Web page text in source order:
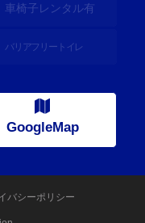
車椅子レンタル有
バリアフリートイレ
GoogleMap
バシーポリシー